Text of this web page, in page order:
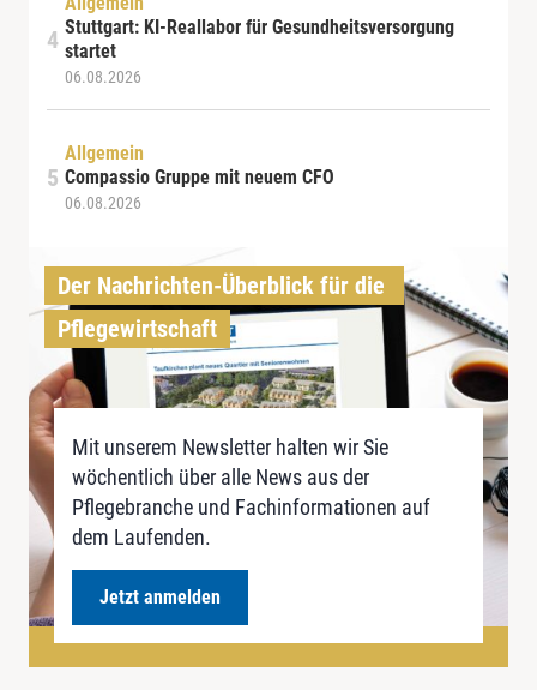
Stuttgart: KI-Reallabor für Gesundheitsversorgung
startet
06.08.2026
Allgemein
Compassio Gruppe mit neuem CFO
06.08.2026
Der Nachrichten-Überblick für die
Pflegewirtschaft
Mit unserem Newsletter halten wir Sie
wöchentlich über alle News aus der
Pflegebranche und Fachinformationen auf
dem Laufenden.
Jetzt anmelden